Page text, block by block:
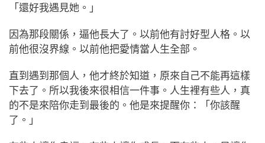
「還好我遇見她。」
因為那段關係，逼他長大了。以前他有討好型人格。以
前他很沒界線。以前他把愛情當人生全部。
直到遇到那個人，他才終於知道，原來自己不能再這樣
下去了。所以我後來很相信一件事。人生裡有些人，真
的不是來陪你走到最後的。他是來提醒你：「你該醒
了。」